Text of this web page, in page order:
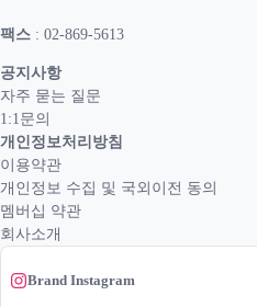
팩스 : 02-869-5613
공지사항
자주 묻는 질문
1:1문의
개인정보처리방침
이용약관
개인정보 수집 및 국외이전 동의
멤버십 약관
회사소개
Brand Instagram